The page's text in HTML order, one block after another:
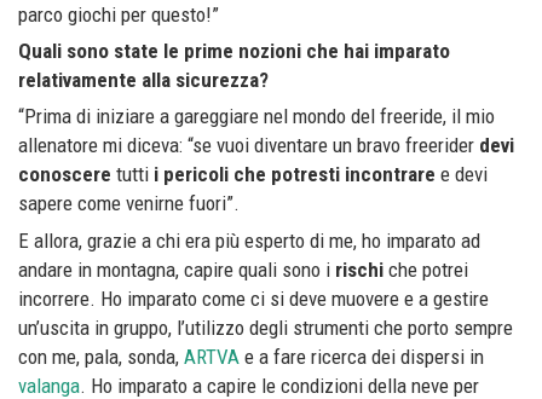
parco giochi per questo!”
Quali sono state le prime nozioni che hai imparato
relativamente alla sicurezza?
“Prima di iniziare a gareggiare nel mondo del freeride, il mio
allenatore mi diceva: “se vuoi diventare un bravo freerider devi
conoscere tutti i pericoli che potresti incontrare e devi
sapere come venirne fuori”.
E allora, grazie a chi era più esperto di me, ho imparato ad
andare in montagna, capire quali sono i rischi che potrei
incorrere. Ho imparato come ci si deve muovere e a gestire
un’uscita in gruppo, l’utilizzo degli strumenti che porto sempre
con me, pala, sonda, ARTVA e a fare ricerca dei dispersi in
valanga. Ho imparato a capire le condizioni della neve per